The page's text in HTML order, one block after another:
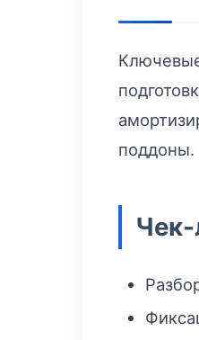
поддоны.